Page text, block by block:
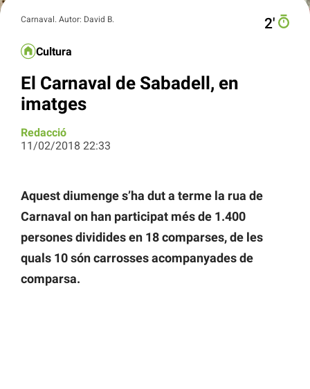
Carnaval. Autor: David B. 2′
Cultura
El Carnaval de Sabadell, en
imatges
Redacció
11/02/2018 22:33
Aquest diumenge s’ha dut a terme la rua de
Carnaval on han participat més de 1.400
persones dividides en 18 comparses, de les
quals 10 són carrosses acompanyades de
comparsa.